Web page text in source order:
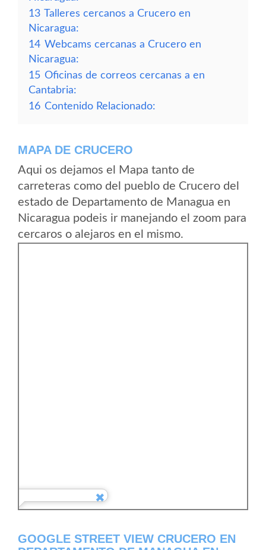
13 Talleres cercanos a Crucero en
Nicaragua:
14 Webcams cercanas a Crucero en
Nicaragua:
15 Oficinas de correos cercanas a en
Cantabria:
16 Contenido Relacionado:
MAPA DE CRUCERO
Aqui os dejamos el Mapa tanto de
carreteras como del pueblo de Crucero del
estado de Departamento de Managua en
Nicaragua podeis ir manejando el zoom para
cercaros o alejaros en el mismo.
GOOGLE STREET VIEW CRUCERO EN